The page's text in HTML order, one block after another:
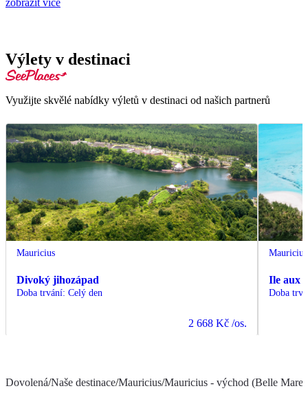
zobrazit více
Výlety v destinaci
Využijte skvělé nabídky výletů v destinaci od našich partnerů
Mauricius
Divoký jihozápad
Doba trvání: Celý den
2 668 Kč /os.
Mauricius
Ile aux
Doba
Dovolená/Naše destinace/Mauricius/Mauricius - východ (Belle Mare